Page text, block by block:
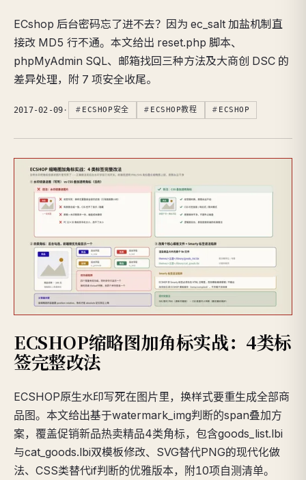
ECshop 后台密码忘了进不去？因为 ec_salt 加盐机制直
接改 MD5 行不通。本文给出 reset.php 脚本、
phpMyAdmin SQL、邮箱找回三种方法及大商创 DSC 的
差异处理，附 7 项安全收尾。
2017-02-09 · ECSHOP安全 ECSHOP教程 ECSHOP
ECSHOP缩略图加角标实战：4类标
签完整改法
ECSHOP原生水印写死在图片里，换样式要重生成全部商
品图。本文给出基于watermark_img判断的span叠加方
案，覆盖促销新品热卖精品4类角标，包含goods_list.lbi
与cat_goods.lbi双模板修改、SVG替代PNG的现代化做
法、CSS类替代if判断的优雅版本，附10项自测清单。